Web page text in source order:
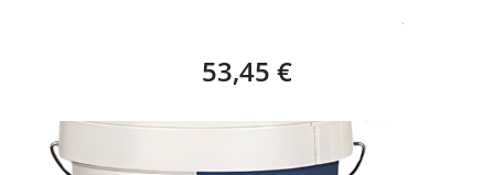
BLANCO, PRF REVESTIMIENTO LISO – 15 L
53,45 €